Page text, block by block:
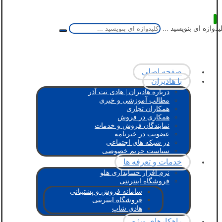
ای بنویسید ...
صفحه اصلی
با هادیران
درباره هادیران | هادی نت آذر
مطالب آموزشی و خبری
همکاران تجاری
همکاری در فروش
نمایندگان فروش و خدمات
عضویت در خبرنامه
در شبکه های اجتماعی
سیاست حریم خصوصی
خدمات و تعرفه ها
نرم افزار حسابداری هلو
فروشگاه اینترنتی
سامانه فروش و پشتیبانی
فروشگاه اینترنتی
هادی شاپ